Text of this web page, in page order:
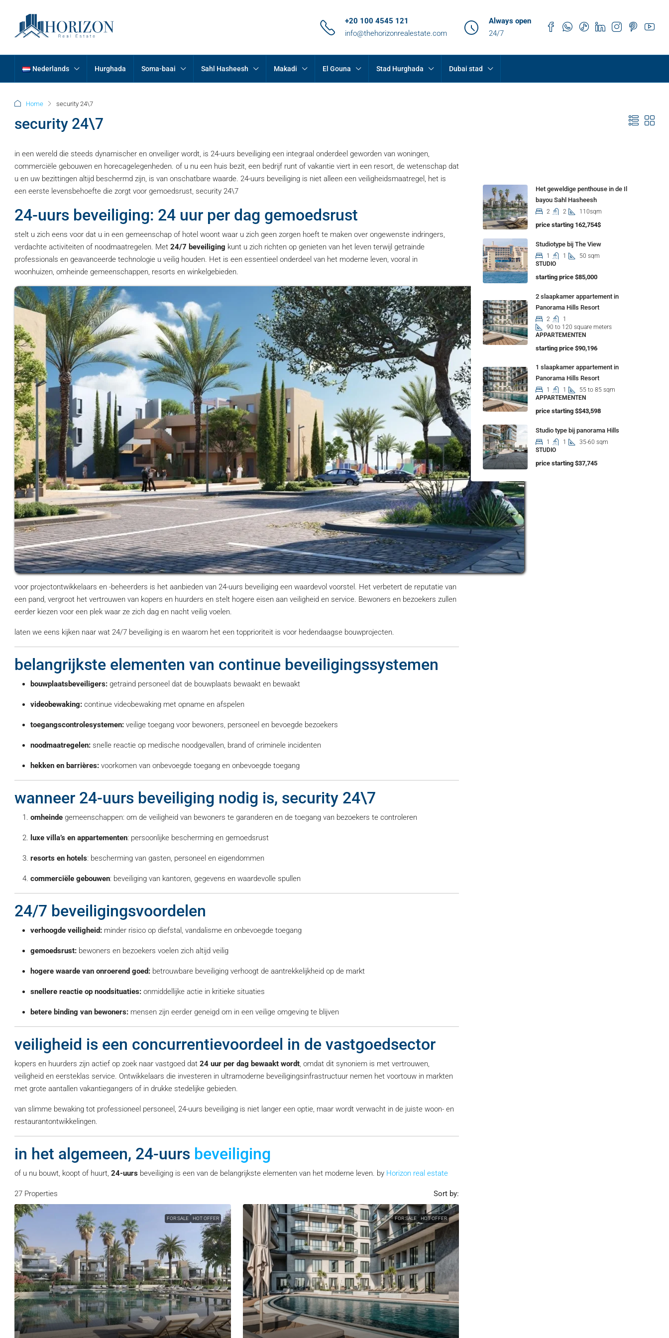
+20 100 4545 121
info@thehorizonrealestate.com
Always open
24/7
Nederlands Hurghada Soma-baai Sahl Hasheesh Makadi El Gouna Stad Hurghada Dubai stad
Home security 24\7
security 24\7
in een wereld die steeds dynamischer en onveiliger wordt, is 24-uurs beveiliging een integraal onderdeel geworden van woningen,
commerciële gebouwen en horecagelegenheden. of u nu een huis bezit, een bedrijf runt of vakantie viert in een resort, de wetenschap dat
u en uw bezittingen altijd beschermd zijn, is van onschatbare waarde. 24-uurs beveiliging is niet alleen een veiligheidsmaatregel, het is
een eerste levensbehoefte die zorgt voor gemoedsrust, security 24\7
24-uurs beveiliging: 24 uur per dag gemoedsrust
stelt u zich eens voor dat u in een gemeenschap of hotel woont waar u zich geen zorgen hoeft te maken over ongewenste indringers,
verdachte activiteiten of noodmaatregelen. Met 24/7 beveiliging kunt u zich richten op genieten van het leven terwijl getrainde
professionals en geavanceerde technologie u veilig houden. Het is een essentieel onderdeel van het moderne leven, vooral in
woonhuizen, omheinde gemeenschappen, resorts en winkelgebieden.
voor projectontwikkelaars en -beheerders is het aanbieden van 24-uurs beveiliging een waardevol voorstel. Het verbetert de reputatie van
een pand, vergroot het vertrouwen van kopers en huurders en stelt hogere eisen aan veiligheid en service. Bewoners en bezoekers zullen
eerder kiezen voor een plek waar ze zich dag en nacht veilig voelen.
laten we eens kijken naar wat 24/7 beveiliging is en waarom het een topprioriteit is voor hedendaagse bouwprojecten.
belangrijkste elementen van continue beveiligingssystemen
bouwplaatsbeveiligers: getraind personeel dat de bouwplaats bewaakt en bewaakt
videobewaking: continue videobewaking met opname en afspelen
toegangscontrolesystemen: veilige toegang voor bewoners, personeel en bevoegde bezoekers
noodmaatregelen: snelle reactie op medische noodgevallen, brand of criminele incidenten
hekken en barrières: voorkomen van onbevoegde toegang en onbevoegde toegang
wanneer 24-uurs beveiliging nodig is, security 24\7
omheinde gemeenschappen: om de veiligheid van bewoners te garanderen en de toegang van bezoekers te controleren
luxe villa’s en appartementen: persoonlijke bescherming en gemoedsrust
resorts en hotels: bescherming van gasten, personeel en eigendommen
commerciële gebouwen: beveiliging van kantoren, gegevens en waardevolle spullen
24/7 beveiligingsvoordelen
verhoogde veiligheid: minder risico op diefstal, vandalisme en onbevoegde toegang
gemoedsrust: bewoners en bezoekers voelen zich altijd veilig
hogere waarde van onroerend goed: betrouwbare beveiliging verhoogt de aantrekkelijkheid op de markt
snellere reactie op noodsituaties: onmiddellijke actie in kritieke situaties
betere binding van bewoners: mensen zijn eerder geneigd om in een veilige omgeving te blijven
veiligheid is een concurrentievoordeel in de vastgoedsector
kopers en huurders zijn actief op zoek naar vastgoed dat 24 uur per dag bewaakt wordt, omdat dit synoniem is met vertrouwen,
veiligheid en eersteklas service. Ontwikkelaars die investeren in ultramoderne beveiligingsinfrastructuur nemen het voortouw in markten
met grote aantallen vakantiegangers of in drukke stedelijke gebieden.
van slimme bewaking tot professioneel personeel, 24-uurs beveiliging is niet langer een optie, maar wordt verwacht in de juiste woon- en
restaurantontwikkelingen.
in het algemeen, 24-uurs beveiliging
of u nu bouwt, koopt of huurt, 24-uurs beveiliging is een van de belangrijkste elementen van het moderne leven. by Horizon real estate
27 Properties Sort by:
FOR SALE HOT OFFER FOR SALE HOT OFFER
Het geweldige penthouse in de Il
bayou Sahl Hasheesh
2 2 110sqm
price starting 162,754$
Studiotype bij The View
1 1
50 sqm
STUDIO
starting price $85,000
2 slaapkamer appartement in
Panorama Hills Resort
2
1
90 to 120 square meters
APPARTEMENTEN
starting price $90,196
1 slaapkamer appartement in
Panorama Hills Resort
1 1
55 to 85 sqm
APPARTEMENTEN
price starting $$43,598
Studio type bij panorama Hills
1 1
35-60 sqm
STUDIO
price starting $37,745